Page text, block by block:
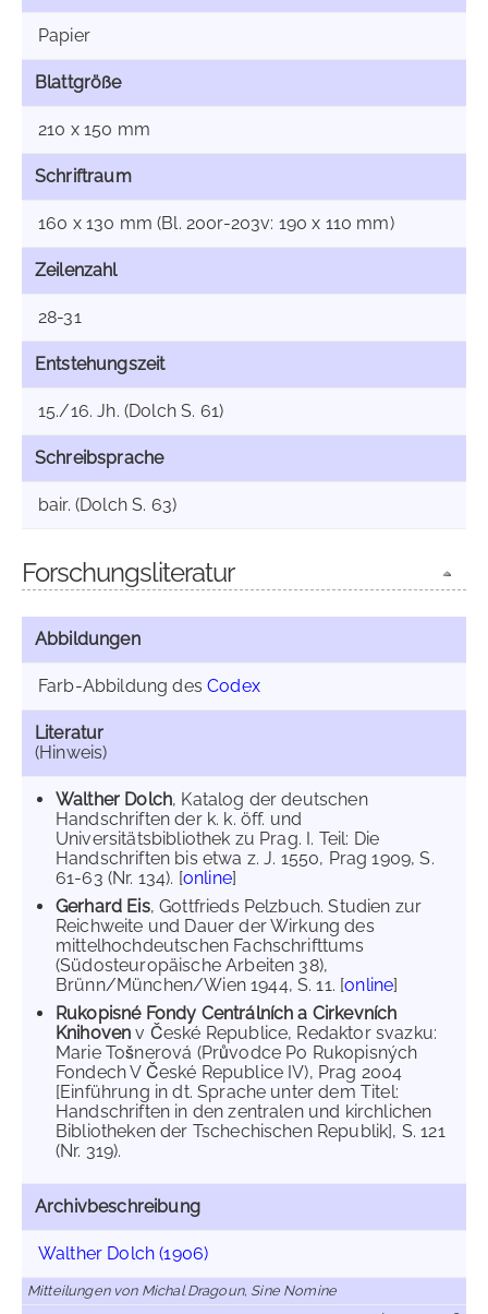
Papier
Blattgröße
210 x 150 mm
Schriftraum
160 x 130 mm (Bl. 200r-203v: 190 x 110 mm)
Zeilenzahl
28-31
Entstehungszeit
15./16. Jh. (Dolch S. 61)
Schreibsprache
bair. (Dolch S. 63)
Forschungsliteratur
Abbildungen
Farb-Abbildung desCodex
Literatur
(Hinweis)
Walther Dolch, Katalog der deutschen
Handschriften der k. k. öff. und
Universitätsbibliothek zu Prag. I. Teil: Die
Handschriften bis etwa z. J. 1550, Prag 1909, S.
61-63 (Nr. 134). [online]
Gerhard Eis, Gottfrieds Pelzbuch. Studien zur
Reichweite und Dauer der Wirkung des
mittelhochdeutschen Fachschrifttums
(Südosteuropäische Arbeiten 38),
Brünn/München/Wien 1944, S. 11. [online]
Rukopisné Fondy Centrálních a Cirkevních
Knihoven v České Republice, Redaktor svazku:
Marie Tošnerová (Průvodce Po Rukopisných
Fondech V České Republice IV), Prag 2004
[Einführung in dt. Sprache unter dem Titel:
Handschriften in den zentralen und kirchlichen
Bibliotheken der Tschechischen Republik], S. 121
(Nr. 319).
Archivbeschreibung
Walther Dolch (1906)
Mitteilungen von Michal Dragoun, Sine Nomine